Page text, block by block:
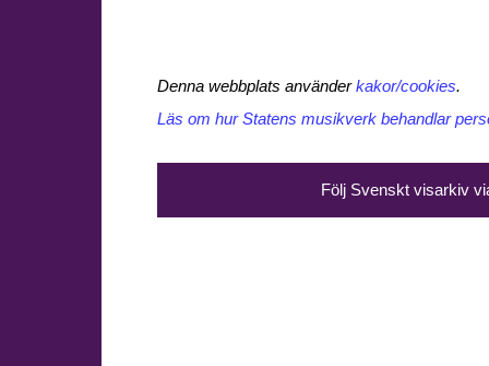
Denna webbplats använderkakor/cookies.
Läs om hur Statens musikverk behandlar
Följ Svenskt visarkiv